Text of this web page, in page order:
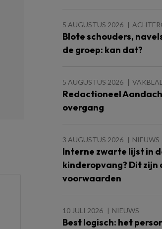
5 AUGUSTUS 2026
Blote schouders,
de groep: kan dat?
5 AUGUSTUS 2026
Redactioneel
overgang
3 AUGUSTUS 2026 NIEUWS
Interne zwarte lijst in
kinderopvang? Dit zijn
voorwaarden
10 JULI 2026 NIEUWS
Best logisch: het